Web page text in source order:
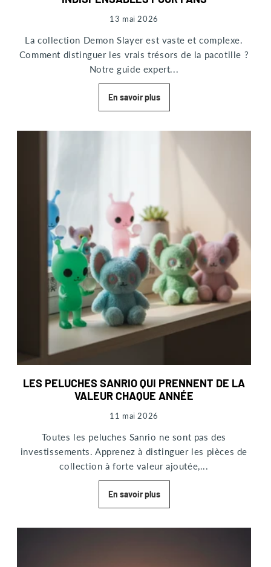
13 mai 2026
La collection Demon Slayer est vaste et complexe.
Comment distinguer les vrais trésors de la pacotille ?
Notre guide expert...
En savoir plus
LES PELUCHES SANRIO QUI PRENNENT DE LA
VALEUR CHAQUE ANNÉE
11 mai 2026
Toutes les peluches Sanrio ne sont pas des
investissements. Apprenez à distinguer les pièces de
collection à forte valeur ajoutée,...
En savoir plus